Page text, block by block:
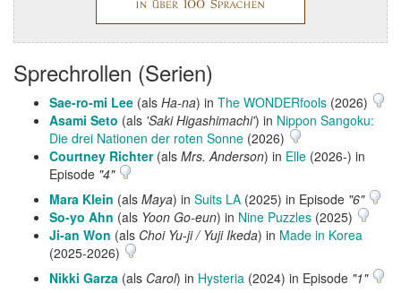
Sprechrollen (Serien)
Sae-ro-mi Lee (als Ha-na) in The WONDERfools (2026)
Asami Seto (als 'Saki Higashimachi') in Nippon Sangoku:
Die drei Nationen der roten Sonne (2026)
Courtney Richter(als Mrs. Anderson) in Elle (2026-) in
Episode "4"
Mara Klein (als Maya) in Suits LA (2025) in Episode "6"
So-yo Ahn (als Yoon Go-eun) in Nine Puzzles (2025)
Ji-an Won (als Choi Yu-ji / Yuji Ikeda) in Made in Korea
(2025-2026)
Nikki Garza (als Carol) in Hysteria (2024) in Episode "1"